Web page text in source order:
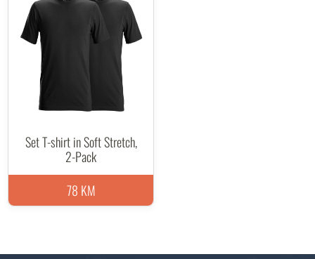
Set T-shirt in Soft Stretch,
2-Pack
78 KM